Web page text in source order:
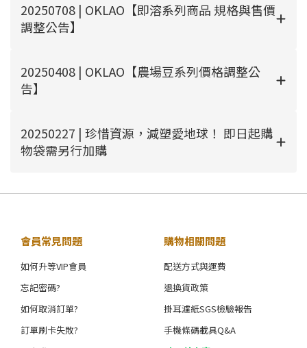
20250708 | OKLAO【即溶系列商品 規格與售價
調整公告】
20250408 | OKLAO【農場豆系列價格調整公
告】
20250227 | 珍惜資源，減塑愛地球！ 即日起購
物袋需另行加購
會員常見問題
如何升等VIP會員
忘記密碼?
如何取消訂單?
訂單刷卡失敗?
購物相關問題
配送方式與運費
退換貨政策
掛耳濾紙SGS檢驗報告
手機條碼載具Q&A